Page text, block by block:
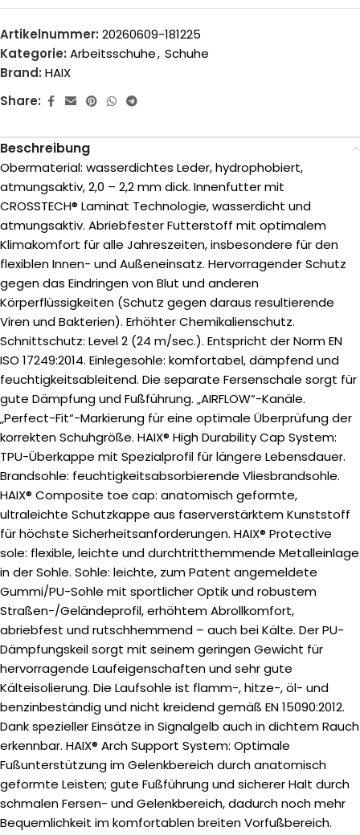
Artikelnummer: 20260609-181225
Kategorie: Arbeitsschuhe, Schuhe
Brand: HAIX
Share:
Beschreibung
Obermaterial: wasserdichtes Leder, hydrophobiert,
atmungsaktiv, 2,0 – 2,2 mm dick. Innenfutter mit
CROSSTECH® Laminat Technologie, wasserdicht und
atmungsaktiv. Abriebfester Futterstoff mit optimalem
Klimakomfort für alle Jahreszeiten, insbesondere für den
flexiblen Innen- und Außeneinsatz. Hervorragender Schutz
gegen das Eindringen von Blut und anderen
Körperflüssigkeiten (Schutz gegen daraus resultierende
Viren und Bakterien). Erhöhter Chemikalienschutz.
Schnittschutz: Level 2 (24 m/sec.). Entspricht der Norm EN
ISO 17249:2014. Einlegesohle: komfortabel, dämpfend und
feuchtigkeitsableitend. Die separate Fersenschale sorgt für
gute Dämpfung und Fußführung. „AIRFLOW“-Kanäle.
„Perfect-Fit“-Markierung für eine optimale Überprüfung der
korrekten Schuhgröße. HAIX® High Durability Cap System:
TPU-Überkappe mit Spezialprofil für längere Lebensdauer.
Brandsohle: feuchtigkeitsabsorbierende Vliesbrandsohle.
HAIX® Composite toe cap: anatomisch geformte,
ultraleichte Schutzkappe aus faserverstärktem Kunststoff
für höchste Sicherheitsanforderungen. HAIX® Protective
sole: flexible, leichte und durchtritthemmende Metalleinlage
in der Sohle. Sohle: leichte, zum Patent angemeldete
Gummi/PU-Sohle mit sportlicher Optik und robustem
Straßen-/Geländeprofil, erhöhtem Abrollkomfort,
abriebfest und rutschhemmend – auch bei Kälte. Der PU-
Dämpfungskeil sorgt mit seinem geringen Gewicht für
hervorragende Laufeigenschaften und sehr gute
Kälteisolierung. Die Laufsohle ist flamm-, hitze-, öl- und
benzinbeständig und nicht kreidend gemäß EN 15090:2012.
Dank spezieller Einsätze in Signalgelb auch in dichtem Rauch
erkennbar. HAIX® Arch Support System: Optimale
Fußunterstützung im Gelenkbereich durch anatomisch
geformte Leisten; gute Fußführung und sicherer Halt durch
schmalen Fersen- und Gelenkbereich, dadurch noch mehr
Bequemlichkeit im komfortablen breiten Vorfußbereich.